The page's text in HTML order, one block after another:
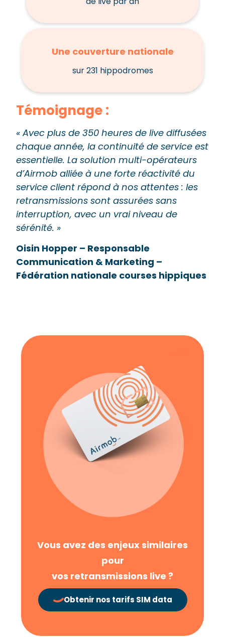
Une couverture nationale
sur 231 hippodromes
Témoignage :
« Avec plus de 350 heures de live diffusées
chaque année, la continuité de service est
essentielle. La solution multi-opérateurs
d’Airmob alliée à une forte réactivité du
service client répond à nos attentes : les
retransmissions sont assurées sans
interruption, avec un vrai niveau de
sérénité. »
Oisin Hopper – Responsable
Communication & Marketing –
Fédération nationale courses hippiques
Vous avez des enjeux similaires
pour
vos retransmissions live ?
Obtenir nos tarifs SIM data